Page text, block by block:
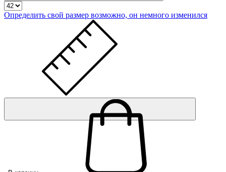
Определить свой размер возможно, он немного изменился